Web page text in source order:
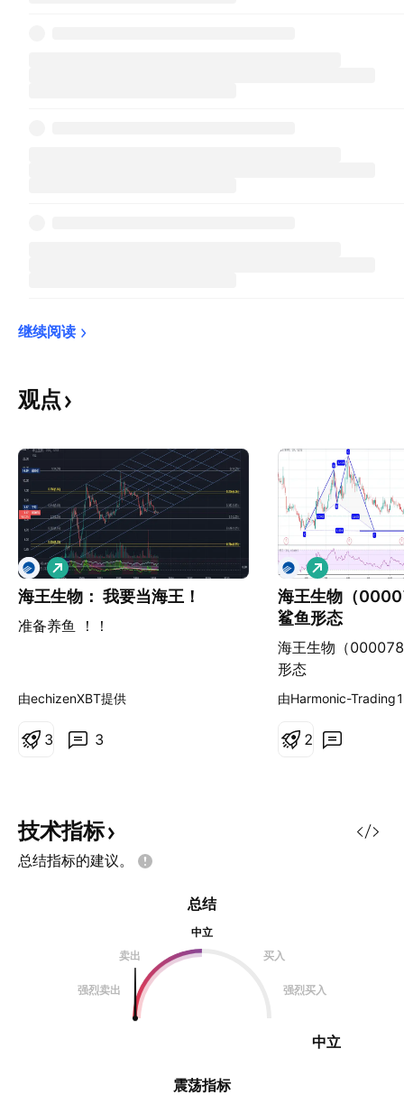
继续阅读
观点
海王生物： 我要当海王！
准备养鱼 ！！
做
多
由echizenXBT提供
3
3
海王生物（
鲨鱼形态
海王生物（
形态
做
多
由Harmonic-
2
技术指标
总结指标的建议。
震荡指标
总结
中立
卖出
买入
强烈卖出 强烈买入
中立